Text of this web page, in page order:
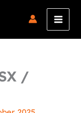
/